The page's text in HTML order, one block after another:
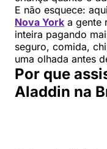
E não esquece:
Nova York a gente
inteira pagando
seguro, comida,
uma olhada antes
Por que
Aladdin na